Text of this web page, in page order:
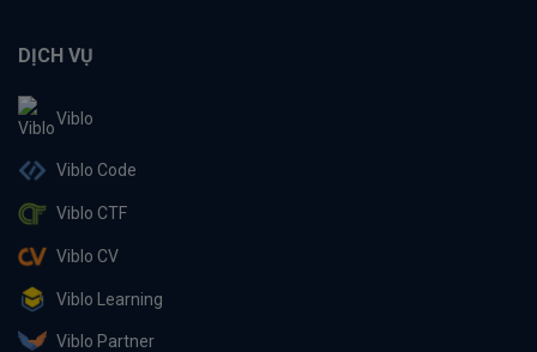
DỊCH VỤ
Viblo
Viblo Code
Viblo CTF
Viblo CV
Viblo Learning
Viblo Partner